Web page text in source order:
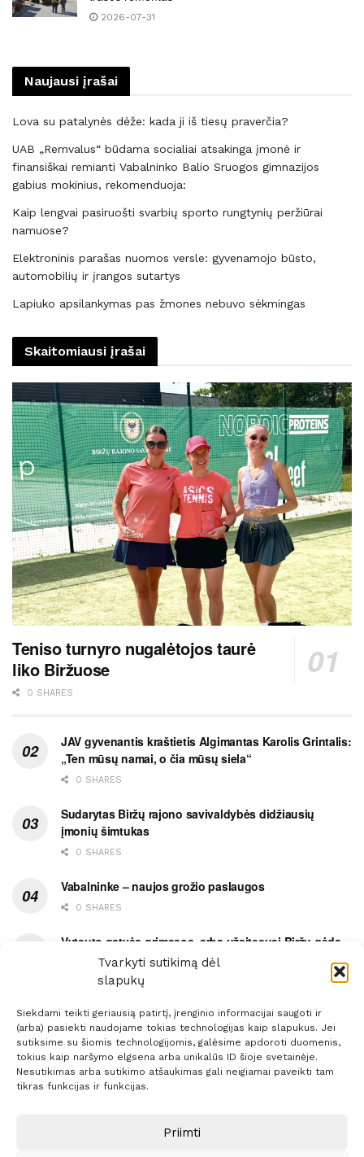
Tvarkyti sutikimą dėl
slapukų
Siekdami teikti geriausią patirtį, įrenginio informacijai saugoti ir
(arba) pasiekti naudojame tokias technologijas kaip slapukus. Jei
sutiksime su šiomis technologijomis, galėsime apdoroti duomenis,
tokius kaip naršymo elgsena arba unikalūs ID šioje svetainėje.
Nesutikimas arba sutikimo atšaukimas gali neigiamai paveikti tam
tikras funkcijas ir funkcijas.
Priimti
2026-07-31
Naujausi įrašai
Lova su patalynės dėže: kada ji iš tiesų praverčia?
UAB „Remvalus“ būdama socialiai atsakinga įmonė ir
finansiškai remianti Vabalninko Balio Sruogos gimnazijos
gabius mokinius, rekomenduoja:
Kaip lengvai pasiruošti svarbių sporto rungtynių peržiūrai
namuose?
Elektroninis parašas nuomos versle: gyvenamojo būsto,
automobilių ir įrangos sutartys
Lapiuko apsilankymas pas žmones nebuvo sėkmingas
Skaitomiausi įrašai
Teniso turnyro nugalėtojos taurė
liko Biržuose
0 SHARES
JAV gyvenantis kraštietis Algimantas Karolis Grintalis:
„Ten mūsų namai, o čia mūsų siela“
0 SHARES
Sudarytas Biržų rajono savivaldybės didžiausių
įmonių šimtukas
0 SHARES
Vabalninke – naujos grožio paslaugos
0 SHARES
Vytauto gatvės grimasos, arba užsitęsusi Biržų gėda
0 SHARES
Prenumerata Reklama Taisyklės Kontaktai